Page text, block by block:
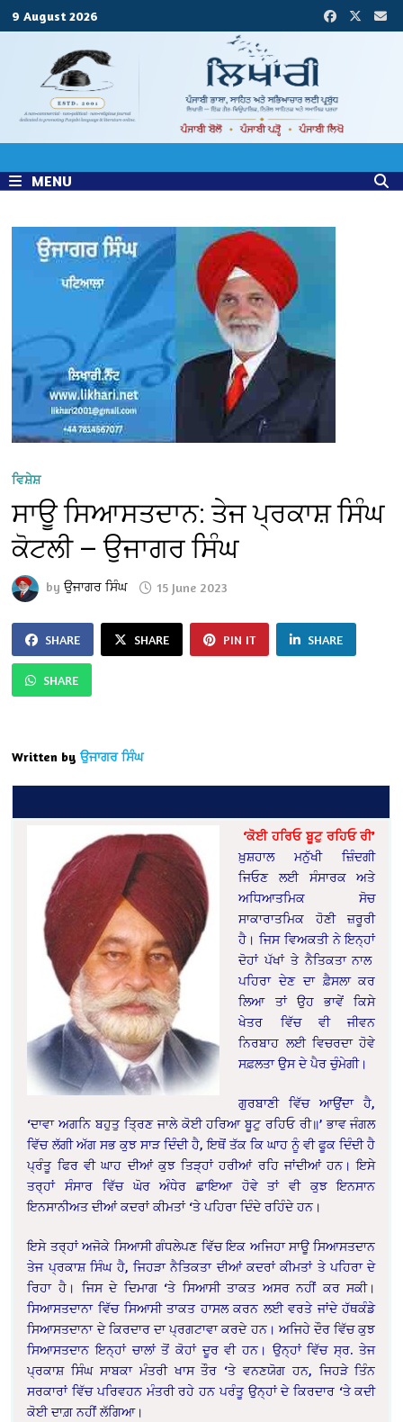
9 August 2026
MENU
ਵਿਸ਼ੇਸ਼
ਸਾਊ ਸਿਆਸਤਦਾਨ: ਤੇਜ ਪ੍ਰਕਾਸ਼ ਸਿੰਘ
ਕੋਟਲੀ — ਉਜਾਗਰ ਸਿੰਘ
byਉਜਾਗਰ ਸਿੰਘ 15 June 2023
SHARE SHARE PIN IT SHARE
SHARE
Written by ਉਜਾਗਰ ਸਿੰਘ
‘ਕੋਈ ਹਰਿਓ ਬੂਟੁ ਰਹਿਓ ਰੀ’
ਖ਼ੁਸ਼ਹਾਲ ਮਨੁੱਖੀ ਜ਼ਿੰਦਗੀ
ਜਿਓਣ ਲਈ ਸੰਸਾਰਕ ਅਤੇ
ਅਧਿਆਤਮਿਕ ਸੋਚ
ਸਾਕਾਰਾਤਮਿਕ ਹੋਣੀ ਜ਼ਰੂਰੀ
ਹੈ। ਜਿਸ ਵਿਅਕਤੀ ਨੇ ਇਨ੍ਹਾਂ
ਦੋਹਾਂ ਪੱਖਾਂ ਤੇ ਨੈਤਿਕਤਾ ਨਾਲ
ਪਹਿਰਾ ਦੇਣ ਦਾ ਫ਼ੈਸਲਾ ਕਰ
ਲਿਆ ਤਾਂ ਉਹ ਭਾਵੇਂ ਕਿਸੇ
ਖੇਤਰ ਵਿੱਚ ਵੀ ਜੀਵਨ
ਨਿਰਬਾਹ ਲਈ ਵਿਚਰਦਾ ਹੋਵੇ
ਸਫ਼ਲਤਾ ਉਸ ਦੇ ਪੈਰ ਚੁੰਮੇਗੀ।
ਗੁਰਬਾਣੀ ਵਿੱਚ ਆਉਂਦਾ ਹੈ,
‘ਦਾਵਾ ਅਗਨਿ ਬਹੁਤੁ ਤ੍ਰਿਣ ਜਾਲੇ ਕੋਈ ਹਰਿਆ ਬੂਟੁ ਰਹਿਓ ਰੀ॥’ ਭਾਵ ਜੰਗਲ
ਵਿੱਚ ਲੱਗੀ ਅੱਗ ਸਭ ਕੁਝ ਸਾੜ ਦਿੰਦੀ ਹੈ, ਇਥੋਂ ਤੱਕ ਕਿ ਘਾਹ ਨੂੰ ਵੀ ਫੂਕ ਦਿੰਦੀ ਹੈ
ਪ੍ਰੰਤੂ ਫਿਰ ਵੀ ਘਾਹ ਦੀਆਂ ਕੁਝ ਤਿੜ੍ਹਾਂ ਹਰੀਆਂ ਰਹਿ ਜਾਂਦੀਆਂ ਹਨ। ਇਸੇ
ਤਰ੍ਹਾਂ ਸੰਸਾਰ ਵਿੱਚ ਘੋਰ ਅੰਧੇਰ ਛਾਇਆ ਹੋਵੇ ਤਾਂ ਵੀ ਕੁਝ ਇਨਸਾਨ
ਇਨਸਾਨੀਅਤ ਦੀਆਂ ਕਦਰਾਂ ਕੀਮਤਾਂ ‘ਤੇ ਪਹਿਰਾ ਦਿੰਦੇ ਰਹਿੰਦੇ ਹਨ।
ਇਸੇ ਤਰ੍ਹਾਂ ਅਜੋਕੇ ਸਿਆਸੀ ਗੰਧਲੇਪਣ ਵਿੱਚ ਇਕ ਅਜਿਹਾ ਸਾਊ ਸਿਆਸਤਦਾਨ
ਤੇਜ ਪ੍ਰਕਾਸ਼ ਸਿੰਘ ਹੈ, ਜਿਹੜਾ ਨੈਤਿਕਤਾ ਦੀਆਂ ਕਦਰਾਂ ਕੀਮਤਾਂ ਤੇ ਪਹਿਰਾ ਦੇ
ਰਿਹਾ ਹੈ। ਜਿਸ ਦੇ ਦਿਮਾਗ ‘ਤੇ ਸਿਆਸੀ ਤਾਕਤ ਅਸਰ ਨਹੀਂ ਕਰ ਸਕੀ।
ਸਿਆਸਤਦਾਨਾ ਵਿੱਚ ਸਿਆਸੀ ਤਾਕਤ ਹਾਸਲ ਕਰਨ ਲਈ ਵਰਤੇ ਜਾਂਦੇ ਹੱਥਕੰਡੇ
ਸਿਆਸਤਦਾਨਾ ਦੇ ਕਿਰਦਾਰ ਦਾ ਪ੍ਰਗਟਾਵਾ ਕਰਦੇ ਹਨ। ਅਜਿਹੇ ਦੌਰ ਵਿੱਚ ਕੁਝ
ਸਿਆਸਤਦਾਨ ਇਨ੍ਹਾਂ ਚਾਲਾਂ ਤੋਂ ਕੋਹਾਂ ਦੂਰ ਵੀ ਹਨ। ਉਨ੍ਹਾਂ ਵਿੱਚ ਸ੍ਰ. ਤੇਜ
ਪ੍ਰਕਾਸ਼ ਸਿੰਘ ਸਾਬਕਾ ਮੰਤਰੀ ਖਾਸ ਤੌਰ ‘ਤੇ ਵਨਣਯੋਗ ਹਨ, ਜਿਹੜੇ ਤਿੰਨ
ਸਰਕਾਰਾਂ ਵਿੱਚ ਪਰਿਵਹਨ ਮੰਤਰੀ ਰਹੇ ਹਨ ਪਰੰਤੂ ਉਨ੍ਹਾਂ ਦੇ ਕਿਰਦਾਰ ‘ਤੇ ਕਦੀ
ਕੋਈ ਦਾਗ਼ ਨਹੀਂ ਲੱਗਿਆ।